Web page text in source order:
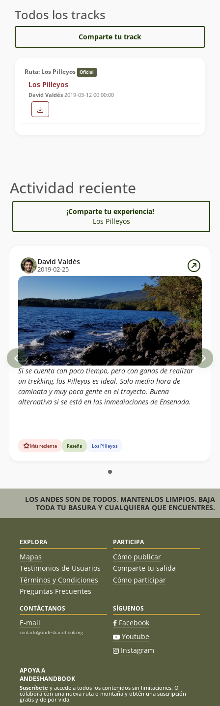
Todos los tracks
Comparte tu track
Ruta: Los Pilleyos Oficial
Los Pilleyos
David Valdés 2019-03-12 00:00:00
Actividad reciente
¡Comparte tu experiencia!
Los Pilleyos
David Valdés
2019-02-25
Si se cuenta con poco tiempo, pero con ganas de realizar
un trekking, los Pilleyos es ideal. Solo media hora de
caminata y muy poca gente en el trayecto. Buena
alternativa si se está en las inmediaciones de Ensenada.
Más reciente Reseña Los Pilleyos
LOS ANDES SON DE TODOS, MANTENLOS LIMPIOS. BAJA
TODA TU BASURA Y CUALQUIERA QUE ENCUENTRES.
EXPLORA
Mapas
Testimonios de Usuarios
Términos y Condiciones
Preguntas Frecuentes
PARTICIPA
Cómo publicar
Comparte tu salida
Cómo participar
CONTÁCTANOS
E-mail
contacto@andeshandbook.org
SÍGUENOS
Facebook
Youtube
Instagram
APOYA A
ANDESHANDBOOK
Suscríbete y accede a todos los contenidos sin limitaciones. O
colabora con una nueva ruta o montaña y obtén una suscripción
gratis y de por vida.